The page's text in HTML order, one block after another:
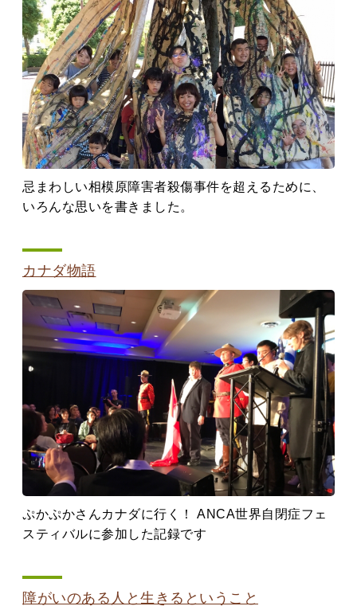
忌まわしい相模原障害者殺傷事件を超えるために、
いろんな思いを書きました。
カナダ物語
ぷかぷかさんカナダに行く！ ANCA世界自閉症フェ
スティバルに参加した記録です
障がいのある人と生きるということ